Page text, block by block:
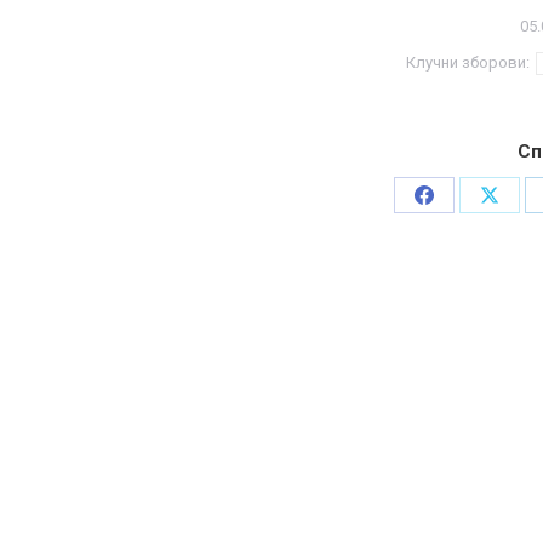
Клучни зборови:
Share
Share